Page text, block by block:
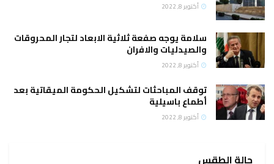
أكتوبر 8, 2022
سلامة يوجه صفعة ثلاثية الابعاد لتجار المحروقات
والصيدليات والافران
أكتوبر 8, 2022
توقف المباحثات لتشكيل الحكومة الميقاتية بعد
أطماع باسيلية
أكتوبر 8, 2022
حالة الطقس